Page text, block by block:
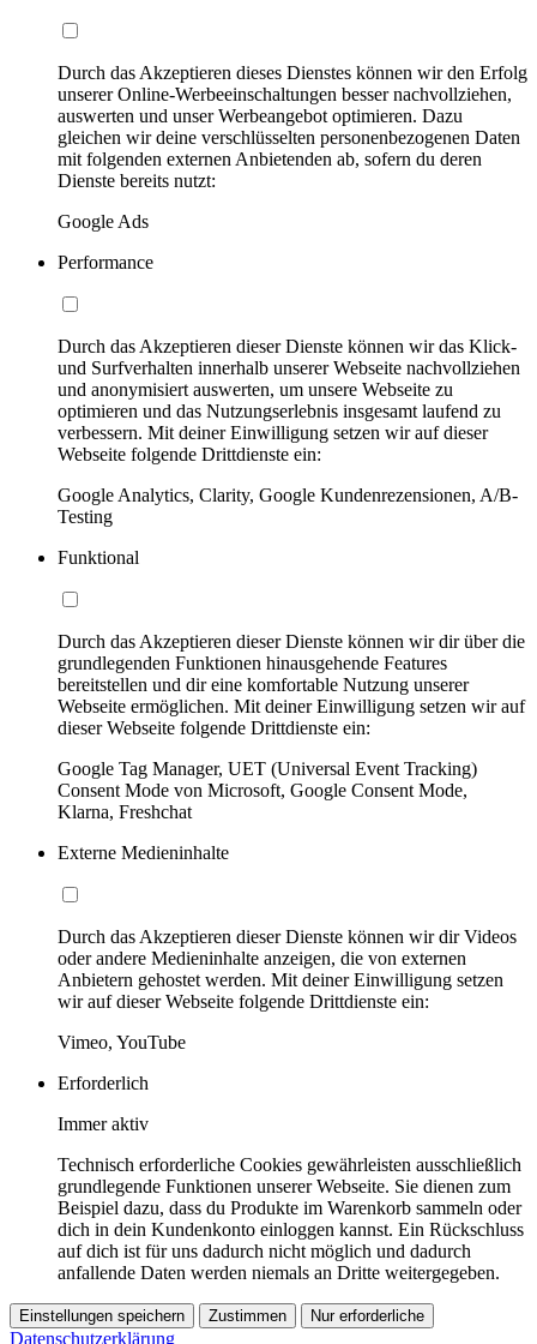
Durch das Akzeptieren dieses Dienstes können wir den Erfolg
unserer Online-Werbeeinschaltungen besser nachvollziehen,
auswerten und unser Werbeangebot optimieren. Dazu
gleichen wir deine verschlüsselten personenbezogenen Daten
mit folgenden externen Anbietenden ab, sofern du deren
Dienste bereits nutzt:
Google Ads
Performance
Durch das Akzeptieren dieser Dienste können wir das Klick-
und Surfverhalten innerhalb unserer Webseite nachvollziehen
und anonymisiert auswerten, um unsere Webseite zu
optimieren und das Nutzungserlebnis insgesamt laufend zu
verbessern. Mit deiner Einwilligung setzen wir auf dieser
Webseite folgende Drittdienste ein:
Google Analytics, Clarity, Google Kundenrezensionen, A/B-
Testing
Funktional
Durch das Akzeptieren dieser Dienste können wir dir über die
grundlegenden Funktionen hinausgehende Features
bereitstellen und dir eine komfortable Nutzung unserer
Webseite ermöglichen. Mit deiner Einwilligung setzen wir auf
dieser Webseite folgende Drittdienste ein:
Google Tag Manager, UET (Universal Event Tracking)
Consent Mode von Microsoft, Google Consent Mode,
Klarna, Freshchat
Externe Medieninhalte
Durch das Akzeptieren dieser Dienste können wir dir Videos
oder andere Medieninhalte anzeigen, die von externen
Anbietern gehostet werden. Mit deiner Einwilligung setzen
wir auf dieser Webseite folgende Drittdienste ein:
Vimeo, YouTube
Erforderlich
Immer aktiv
Technisch erforderliche Cookies gewährleisten ausschließlich
grundlegende Funktionen unserer Webseite. Sie dienen zum
Beispiel dazu, dass du Produkte im Warenkorb sammeln oder
dich in dein Kundenkonto einloggen kannst. Ein Rückschluss
auf dich ist für uns dadurch nicht möglich und dadurch
anfallende Daten werden niemals an Dritte weitergegeben.
Einstellungen speichern Zustimmen Nur erforderliche
Datenschutzerklärung